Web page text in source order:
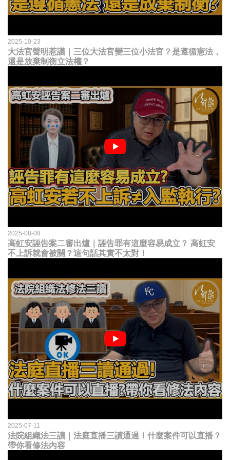
2025-10-23
大法官聲明惹議｜三位大法官變三位小法官？是遵循憲法，
還是放棄制衡立法權？
2025-08-08
高虹安誣告案二審出爐｜誣告罪有這麼容易成立？ 高虹安
不上訴就會被關？這句話其實不太對！
2025-07-11
法院組織法三讀｜法庭直播三讀通過！什麼案件可以直播？
帶你看修法內容